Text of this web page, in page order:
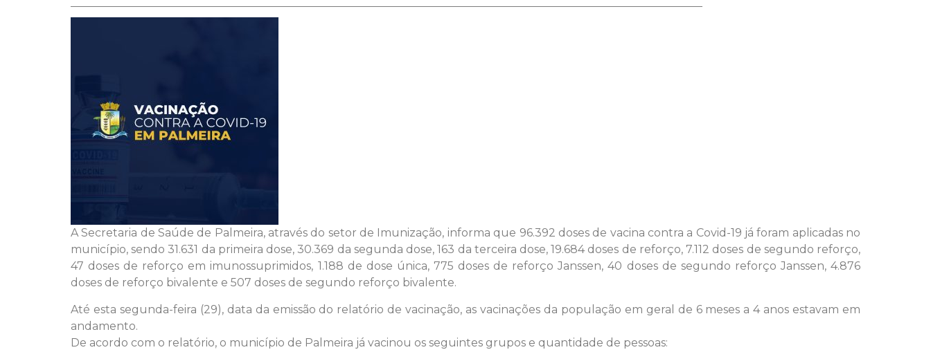
A Secretaria de Saúde de Palmeira, através do setor de Imunização, informa que 96.392 doses de vacina contra a Covid-19 já foram aplicadas no
município, sendo 31.631 da primeira dose, 30.369 da segunda dose, 163 da terceira dose, 19.684 doses de reforço, 7.112 doses de segundo reforço,
47 doses de reforço em imunossuprimidos, 1.188 de dose única, 775 doses de reforço Janssen, 40 doses de segundo reforço Janssen, 4.876
doses de reforço bivalente e 507 doses de segundo reforço bivalente.
Até esta segunda-feira (29), data da emissão do relatório de vacinação, as vacinações da população em geral de 6 meses a 4 anos estavam em
andamento.
De acordo com o relatório, o município de Palmeira já vacinou os seguintes grupos e quantidade de pessoas: